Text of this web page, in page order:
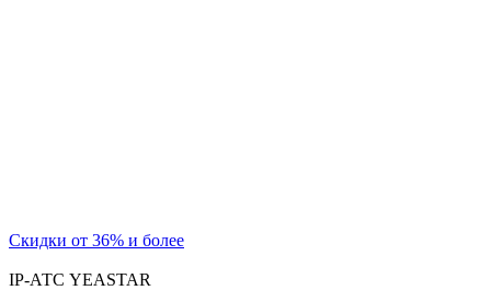
Скидки от 36% и более
IP-АТС YEASTAR